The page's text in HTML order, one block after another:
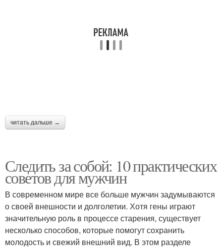
читать дальше →
Следить за собой: 10 практических
советов для мужчин
В современном мире все больше мужчин задумываются
о своей внешности и долголетии. Хотя гены играют
значительную роль в процессе старения, существует
несколько способов, которые помогут сохранить
молодость и свежий внешний вид. В этом разделе